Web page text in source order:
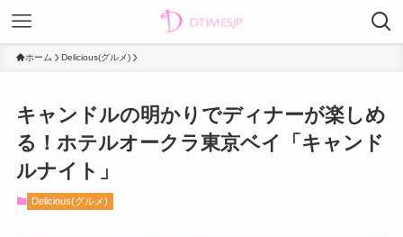
ホーム Delicious(グルメ)
キャンドルの明かりでディナーが楽しめ
る！ホテルオークラ東京ベイ「キャンド
ルナイト」
Delicious(グルメ)